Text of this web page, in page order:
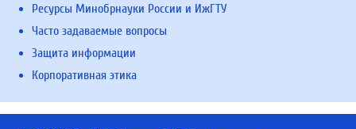
Ресурсы Минобрнауки России и ИжГТУ
Часто задаваемые вопросы
Защита информации
Корпоративная этика